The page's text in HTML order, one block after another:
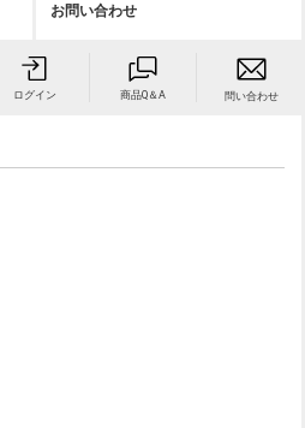
お問い合わせ
ログイン 商品Q＆A 問い合わせ